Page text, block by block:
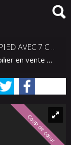
DEMEURE DE FAMILLE SEMI PLAIN-PIED AVEC 7 CHAMBRES
vente Marquette-lez-Lille
Coup de cœur